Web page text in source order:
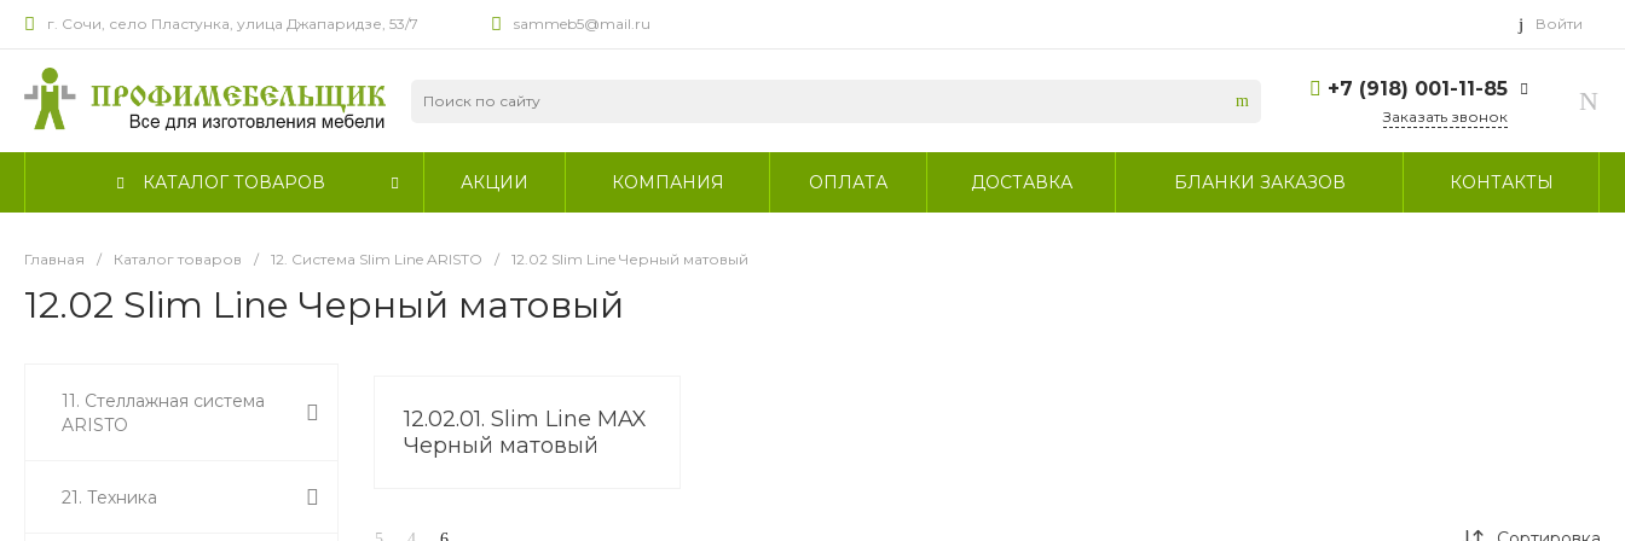
г. Сочи, село Пластунка, улица Джапаридзе, 53/7 sammeb5@mail.ru Войти
+7 (918) 001-11-85
г. Сочи, село
Заказать звонок
КАТАЛОГ ТОВАРОВ АКЦИИ КОМПАНИЯ ОПЛАТА ДОСТАВКА БЛАНКИ ЗАКАЗОВ КОНТАКТЫ
Главная / Каталог товаров / 12. Система Slim Line ARISTO / 12.02 Slim Line Черный матовый
12.02 Slim Line Черный матовый
11. Стеллажная система
ARISTO
21. Техника
12.02.01. Slim Line MAX
Черный матовый